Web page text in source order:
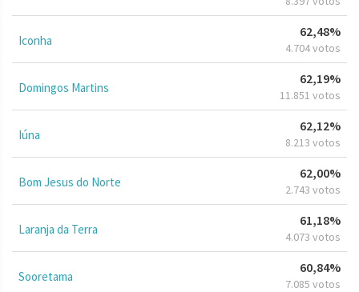
Iconha
62,48%
4.704 votos
Domingos Martins
62,19%
11.851 votos
Iúna
62,12%
8.213 votos
Bom Jesus do Norte
62,00%
2.743 votos
Laranja da Terra
61,18%
4.073 votos
Sooretama
60,84%
7.085 votos